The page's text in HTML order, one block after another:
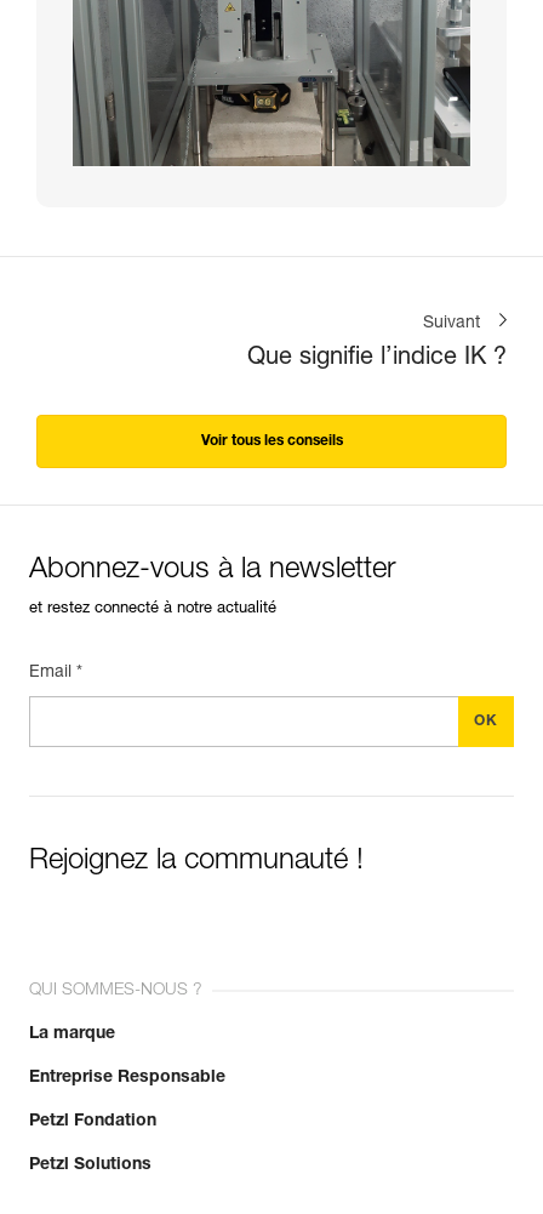
Suivant
Que signifie l’indice IK ?
Voir tous les conseils
Abonnez-vous à la newsletter
et restez connecté à notre actualité
Email *
Rejoignez la communauté !
QUI SOMMES-NOUS ?
La marque
Entreprise Responsable
Petzl Fondation
Petzl Solutions